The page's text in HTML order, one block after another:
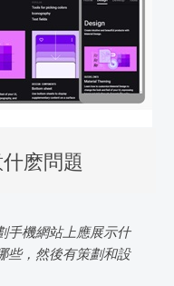
麽問題
手機網站上應展示什
些，然後有策劃和設